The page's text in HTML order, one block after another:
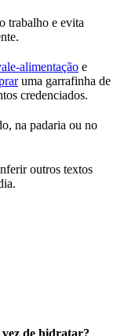
trabalho e evita
alimentação e
uma garrafinha de
credenciados.
na padaria ou no
outros textos
vez de hidratar?